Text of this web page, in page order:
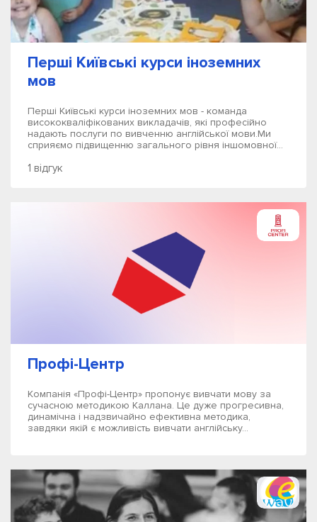
Перші Київські курси іноземних
мов
Перші Київські курси іноземних мов - команда
висококваліфікованих викладачів, які професійно
надають послуги по вивченню англійської мови.Ми
сприяємо підвищенню загального рівня іншомовної...
1 відгук
Профі-Центр
Компанія «Профі-Центр» пропонує вивчати мову за
сучасною методикою Каллана. Це дуже прогресивна,
динамічна і надзвичайно ефективна методика,
завдяки якій є можливість вивчати англійську...